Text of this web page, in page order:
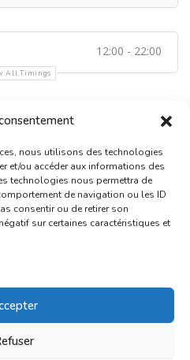
nous utilisons des technologies
et/ou accéder aux informations des
technologies nous permettra de
de navigation ou les ID
consentir ou de retirer son
sur certaines caractéristiques et
12:00 - 22:00
All Timings
Commerce
- 1000 Bruxelles
• Contact us →